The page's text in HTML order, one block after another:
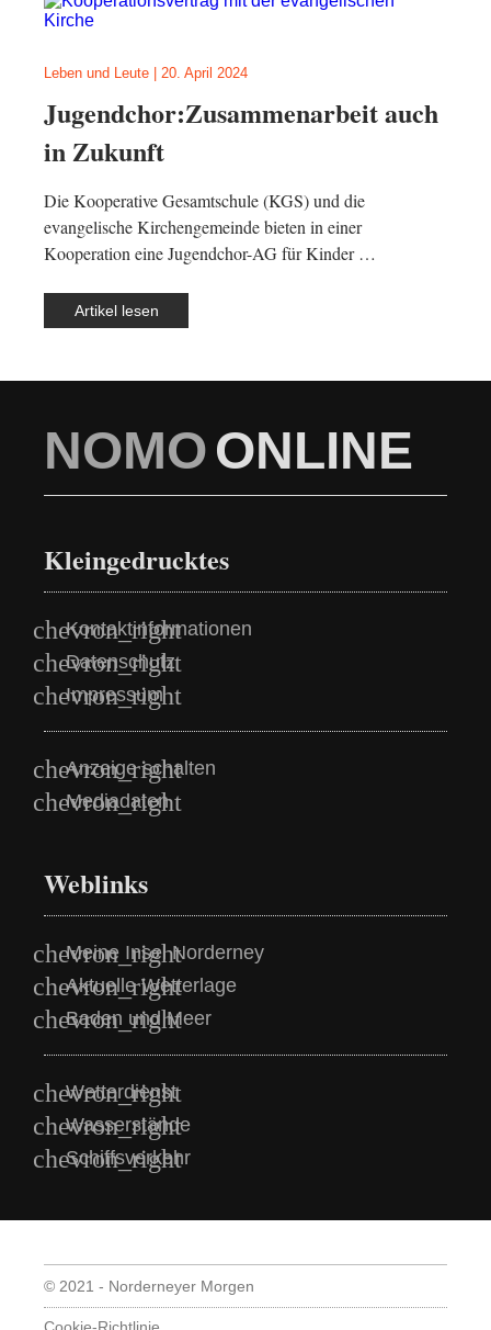
Leben und Leute 20. April 2024
Jugendchor:Zusammenarbeit auch
in Zukunft
Die Kooperative Gesamtschule (KGS) und die
evangelische Kirchengemeinde bieten in einer
Kooperation eine Jugendchor-AG für Kinder …
Artikel lesen
NOMOONLINE
Kleingedrucktes
Kontaktinformationen
Datenschutz
Impressum
Anzeige schalten
Mediadaten
Weblinks
Meine Insel Norderney
Aktuelle Wetterlage
Baden und Meer
Wetterdienst
Wasserstände
Schiffsverkehr
© 2021 - Norderneyer Morgen